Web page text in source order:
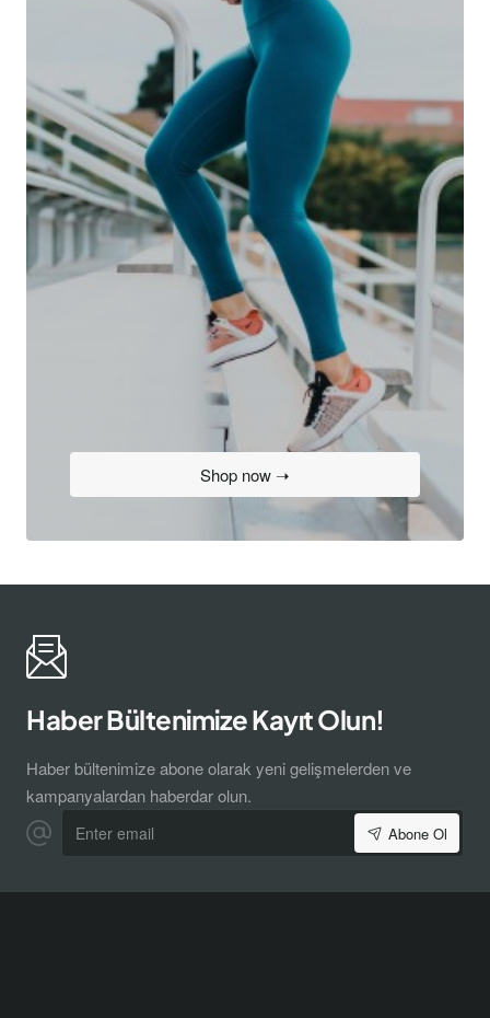
Shop now ➝
Haber Bültenimize Kayıt Olun!
Haber bültenimize abone olarak yeni gelişmelerden ve
kampanyalardan haberdar olun.
email
Abone Ol